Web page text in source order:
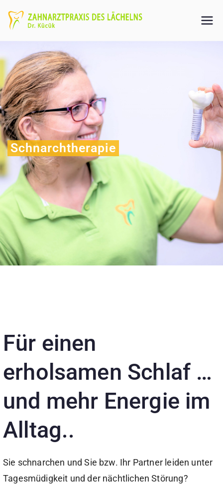
Schnarchtherapie
Für einen
erholsamen Schlaf …
und mehr Energie im
Alltag..
Sie schnarchen und Sie bzw. Ihr Partner leiden unter
Tagesmüdigkeit und der nächtlichen Störung?